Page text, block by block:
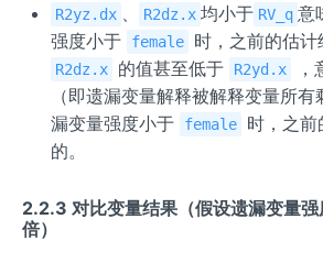
{X}
{,
D}}
^
{2}
\mat
hbf
{X}}
^{2}
R2yz.dx R2dz.x 均小于 RV_q 意
强度小于
female 时，之前的估计
R2dz.x 的值甚至低于 R2yd.x
，
（即遗漏变量解释被解释变量所
漏变量强度小于
female
时，之前
的。
2.2.3 对比变量结果（假设遗漏变量
倍）